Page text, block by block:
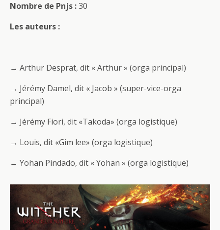
Nombre de Pnjs :30
Les auteurs :
→ Arthur Desprat, dit « Arthur » (orga principal)
→ Jérémy Damel, dit « Jacob » (super-vice-orga
principal)
→ Jérémy Fiori, dit «Takoda» (orga logistique)
→ Louis, dit «Gim lee» (orga logistique)
→ Yohan Pindado, dit « Yohan » (orga logistique)